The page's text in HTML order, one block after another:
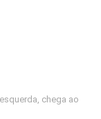
chega ao